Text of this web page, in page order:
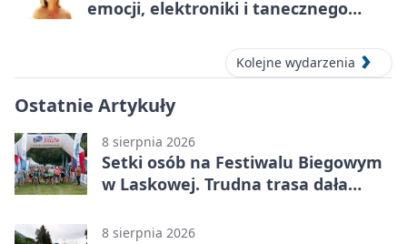
emocji, elektroniki i tanecznego
Kolejne wydarzenia
Ostatnie Artykuły
8 sierpnia 2026
Setki osób na Festiwalu Biegowym
w Laskowej. Trudna trasa dała
8 sierpnia 2026